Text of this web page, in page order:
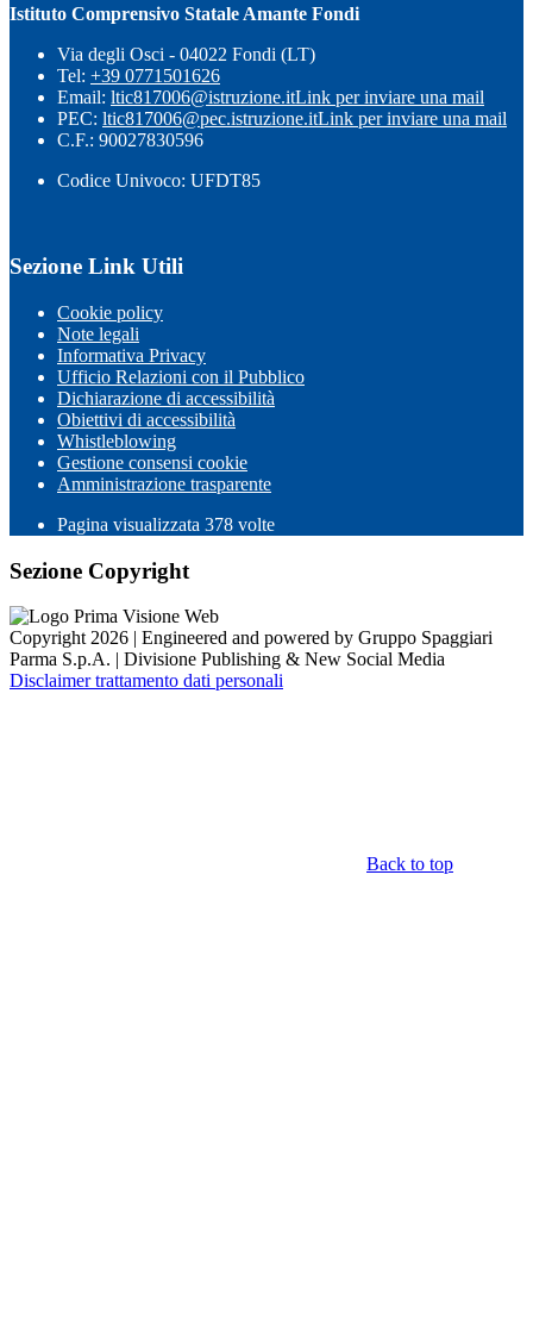
Istituto Comprensivo Statale Amante Fondi
Via degli Osci - 04022 Fondi (LT)
Tel: +39 0771501626
Email: ltic817006@istruzione.itLink per inviare una mail
PEC: ltic817006@pec.istruzione.itLink per inviare una mail
C.F.: 90027830596
Codice Univoco: UFDT85
Sezione Link Utili
Cookie policy
Note legali
Informativa Privacy
Ufficio Relazioni con il Pubblico
Dichiarazione di accessibilità
Obiettivi di accessibilità
Whistleblowing
Gestione consensi cookie
Amministrazione trasparente
Pagina visualizzata 378 volte
Sezione Copyright
Copyright 2026 | Engineered and powered by Gruppo Spaggiari
Parma S.p.A. | Divisione Publishing & New Social Media
Disclaimer trattamento dati personali
Back to top